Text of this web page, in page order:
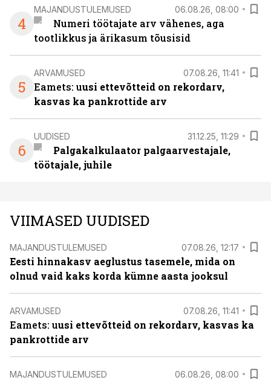
4
MAJANDUSTULEMUSED 06.08.26, 08:00
Numeri töötajate arv vähenes, aga
tootlikkus ja ärikasum tõusisid
5
ARVAMUSED 07.08.26, 11:41
Eamets: uusi ettevõtteid on rekordarv,
kasvas ka pankrottide arv
6
UUDISED 31.12.25, 11:29
Palgakalkulaator palgaarvestajale,
töötajale, juhile
VIIMASED UUDISED
MAJANDUSTULEMUSED 07.08.26, 12:17
Eesti hinnakasv aeglustus tasemele, mida on
olnud vaid kaks korda kümne aasta jooksul
ARVAMUSED 07.08.26, 11:41
Eamets: uusi ettevõtteid on rekordarv, kasvas ka
pankrottide arv
MAJANDUSTULEMUSED 06.08.26, 08:00